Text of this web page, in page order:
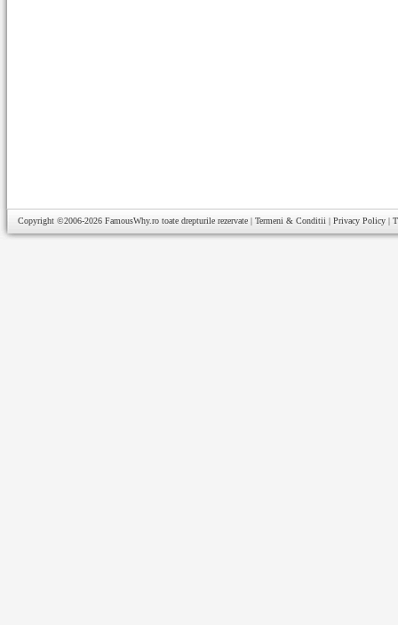
Copyright ©2006-2026 FamousWhy.ro toate drepturile rezervate | Termeni & Conditii | Privacy Policy |